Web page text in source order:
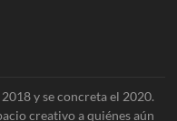
y se concreta el 2020.
creativo a quiénes aún